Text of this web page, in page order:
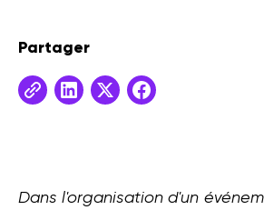
Partager
Dans l'organisation d'un